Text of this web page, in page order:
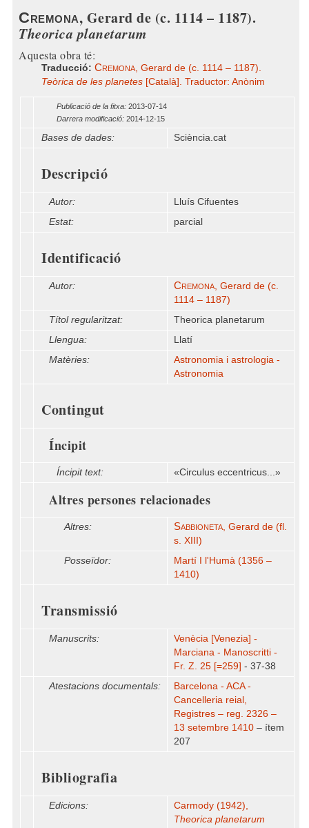
Cremona, Gerard de (c. 1114 – 1187).
Theorica planetarum
Aquesta obra té:
Traducció: Cremona, Gerard de (c. 1114 – 1187).
Teòrica de les planetes [Català]. Traductor: Anònim
Publicació de la fitxa: 2013-07-14
Darrera modificació: 2014-12-15
Bases de dades: Sciència.cat
Descripció
Autor:
Lluís Cifuentes
Estat:
parcial
Identificació
Autor: Cremona, Gerard de (c.
1114 – 1187)
Títol regularitzat:
Theorica planetarum
Llengua:
Llatí
Matèries:
Astronomia i astrologia -
Astronomia
Contingut
Íncipit
Íncipit text: «Circulus eccentricus...»
Altres persones relacionades
Altres: Sabbioneta, Gerard de (fl.
s. XIII)
Posseïdor:
Martí I l'Humà (1356 –
1410)
Transmissió
Manuscrits:
Venècia [Venezia] -
Marciana - Manoscritti -
Fr. Z. 25 [=259] - 37-38
Atestacions documentals:
Barcelona - ACA -
Cancelleria reial,
Registres – reg. 2326 –
13 setembre 1410 – ítem
207
Bibliografia
Edicions:
Carmody (1942),
Theorica planetarum